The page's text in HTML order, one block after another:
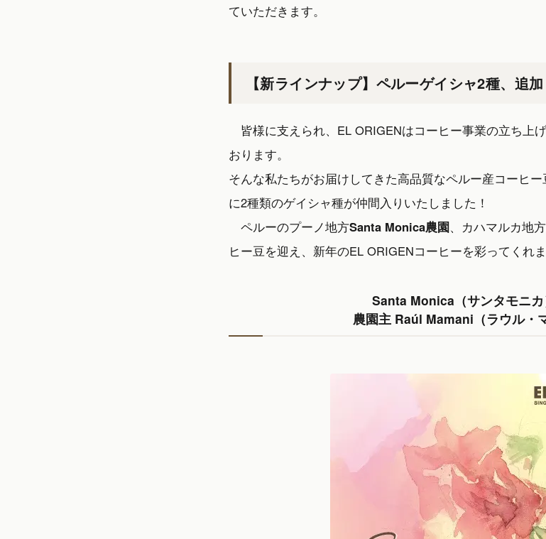
ていただきます。
【新ラインナップ】ペルーゲイシャ2種、追加
皆様に支えられ、EL ORIGENはコーヒー事業の立ち上
おります。
そんな私たちがお届けしてきた高品質なペルー産コーヒ
に2種類のゲイシャ種が仲間入りいたしました！
ペルーのプーノ地方Santa Monica農園、カハマルカ地
ヒー豆を迎え、新年のEL ORIGENコーヒーを彩ってくれま
Santa Monica（サンタモニ
農園主 Raúl Mamani（ラウル・